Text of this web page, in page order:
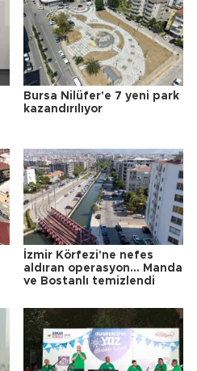
Bursa Nilüfer'e 7 yeni park
kazandırılıyor
İzmir Körfezi'ne nefes
aldıran operasyon... Manda
ve Bostanlı temizlendi